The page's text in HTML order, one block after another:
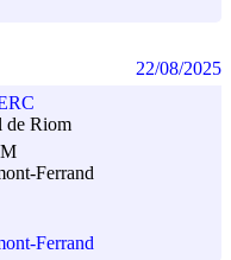
de Riom
Ferrand
Ferrand
22/08/2025